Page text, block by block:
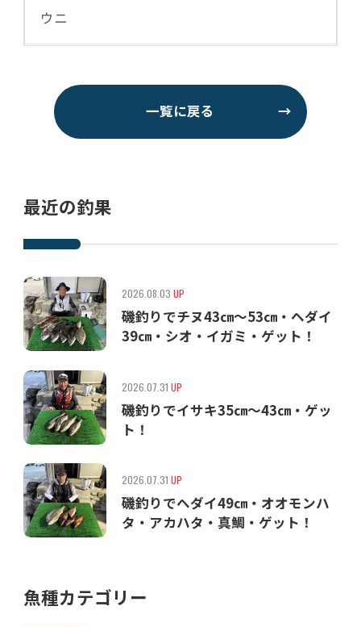
ウニ
一覧に戻る →
最近の釣果
2026.08.03 UP
磯釣りでチヌ43㎝〜53㎝・ヘダイ
39㎝・シオ・イガミ・ゲット！
2026.07.31 UP
磯釣りでイサキ35㎝〜43㎝・ゲッ
ト！
2026.07.31 UP
磯釣りでヘダイ49㎝・オオモンハ
タ・アカハタ・真鯛・ゲット！
魚種カテゴリー